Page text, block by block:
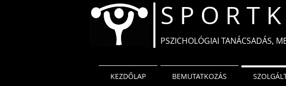
S P O R T
PSZICHOLÓGIAI TANÁCSADÁS,
KEZDŐLAP BEMUTATKOZÁS